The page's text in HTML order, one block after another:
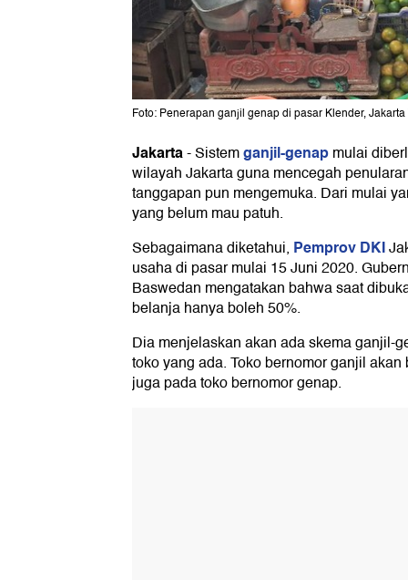
Foto: Penerapan ganjil genap di pasar Klender,
Jakarta-Sistemganjil-genapmulai
wilayah Jakarta guna mencegah
tanggapan pun mengemuka. Dari mulai
yang belum mau patuh.
Sebagaimana diketahui, Pemprov DKI
usaha di pasar mulai 15 Juni 2020.
Baswedan mengatakan bahwa saat
belanja hanya boleh 50%.
Dia menjelaskan akan ada skema ganjil-
toko yang ada. Toko bernomor ganjil
juga pada toko bernomor genap.